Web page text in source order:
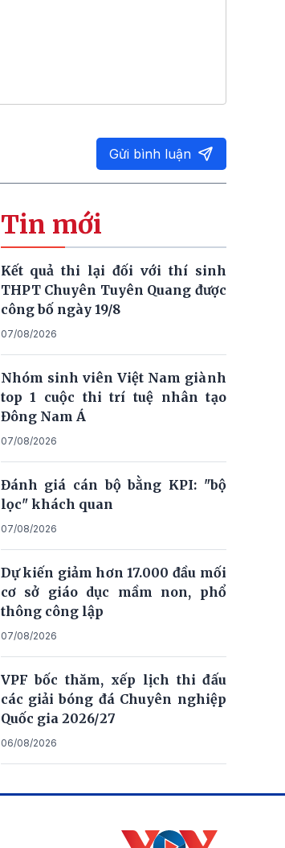
Gửi bình luận
Tin mới
Kết quả thi lại đối với thí sinh
THPT Chuyên Tuyên Quang được
công bố ngày 19/8
07/08/2026
Nhóm sinh viên Việt Nam giành
top 1 cuộc thi trí tuệ nhân tạo
Đông Nam Á
07/08/2026
Đánh giá cán bộ bằng KPI: "bộ
lọc" khách quan
07/08/2026
Dự kiến giảm hơn 17.000 đầu mối
cơ sở giáo dục mầm non, phổ
thông công lập
07/08/2026
VPF bốc thăm, xếp lịch thi đấu
các giải bóng đá Chuyên nghiệp
Quốc gia 2026/27
06/08/2026